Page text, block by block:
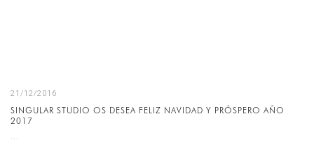
21/12/2016
SINGULAR STUDIO OS DESEA FELIZ NAVIDAD Y PRÓSPERO AÑO
2017
...